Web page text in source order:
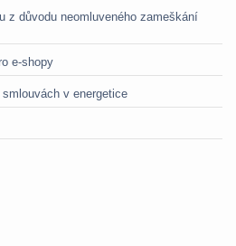
z důvodu neomluveného zameškání
e-shopy
v energetice